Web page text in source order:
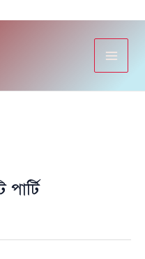
পার্টি